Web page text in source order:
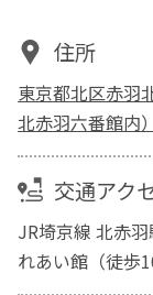
住所
東京都北区赤羽
北赤羽六番館内）
交通アク
JR埼京線 北赤
れあい館（徒歩